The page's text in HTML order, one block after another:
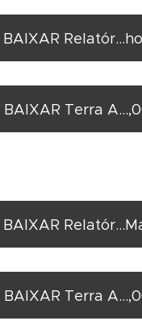
BAIXAR
BAIXAR Terra
BAIXAR
BAIXAR Terra